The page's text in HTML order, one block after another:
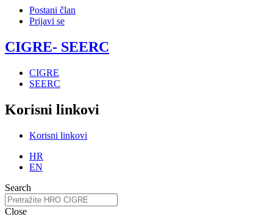
Postani član
Prijavi se
CIGRE- SEERC
CIGRE
SEERC
Korisni linkovi
Korisni linkovi
HR
EN
Search
Close